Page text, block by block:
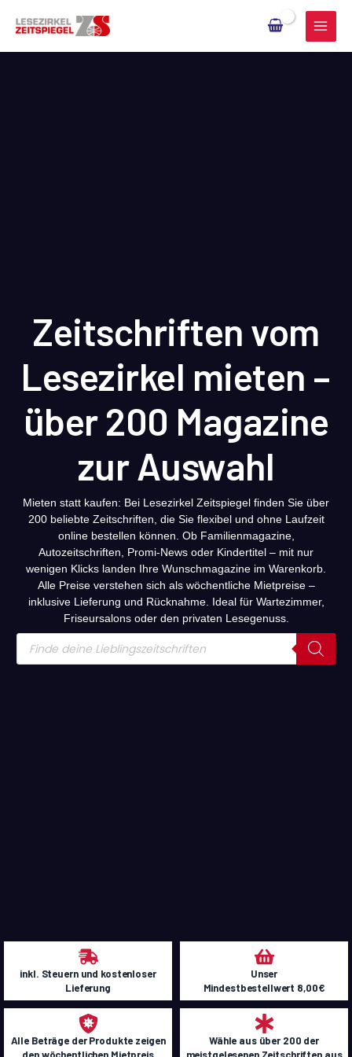
Inhalt
Zeitschriften vom
Lesezirkel mieten –
über 200 Magazine
zur Auswahl
Mieten statt kaufen: Bei Lesezirkel Zeitspiegel finden Sie über
200 beliebte Zeitschriften, die Sie flexibel und ohne Laufzeit
online bestellen können. Ob Familienmagazine,
Autozeitschriften, Promi-News oder Kindertitel – mit nur
wenigen Klicks landen Ihre Wunschmagazine im Warenkorb.
Alle Preise verstehen sich als wöchentliche Mietpreise –
inklusive Lieferung und Rücknahme. Ideal für Wartezimmer,
Friseursalons oder den privaten Lesegenuss.
Products
search
inkl. Steuern und kostenloser
Lieferung
Unser
Mindestbestellwert 8,00€
Alle Beträge der Produkte zeigen
Wähle aus über 200 der